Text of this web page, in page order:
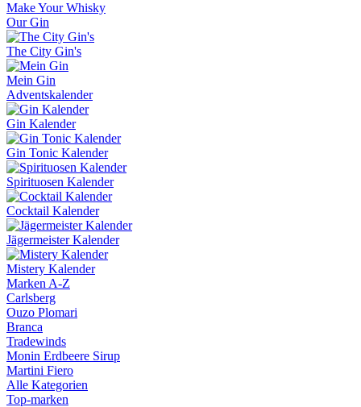
Make Your Whisky
Our Gin
The City Gin's
Mein Gin
Adventskalender
Gin Kalender
Gin Tonic Kalender
Spirituosen Kalender
Cocktail Kalender
Jägermeister Kalender
Mistery Kalender
Marken A-Z
Carlsberg
Ouzo Plomari
Branca
Tradewinds
Monin Erdbeere Sirup
Martini Fiero
Alle Kategorien
Top-marken